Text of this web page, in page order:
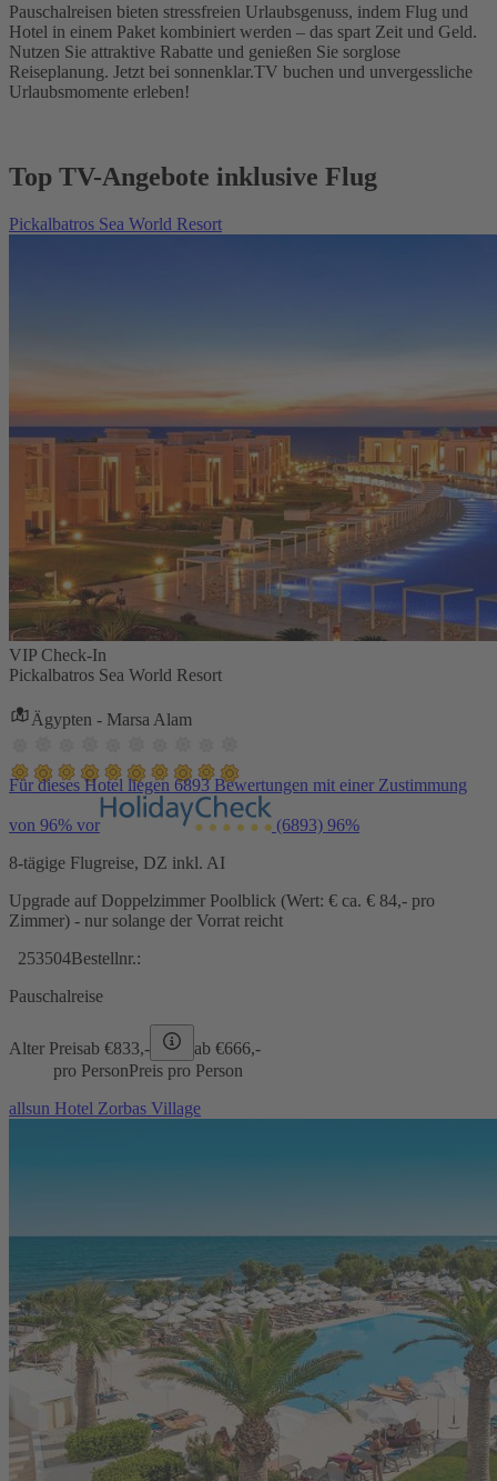
Pauschalreisen bieten stressfreien Urlaubsgenuss, indem Flug und
Hotel in einem Paket kombiniert werden – das spart Zeit und Geld.
Nutzen Sie attraktive Rabatte und genießen Sie sorglose
Reiseplanung. Jetzt bei sonnenklar.TV buchen und unvergessliche
Urlaubsmomente erleben!
Top TV-Angebote inklusive Flug
Pickalbatros Sea World Resort
VIP Check-In
Pickalbatros Sea World Resort
Ägypten - Marsa Alam
Für dieses Hotel liegen 6893 Bewertungen mit einer Zustimmung
von 96% vor (6893) 96%
8-tägige Flugreise, DZ inkl. AI
Upgrade auf Doppelzimmer Poolblick (Wert: € ca. € 84,- pro
Zimmer) - nur solange der Vorrat reicht
253504Bestellnr.:
Pauschalreise
Alter Preisab €833,- ab €666,-
pro PersonPreis pro Person
allsun Hotel Zorbas Village